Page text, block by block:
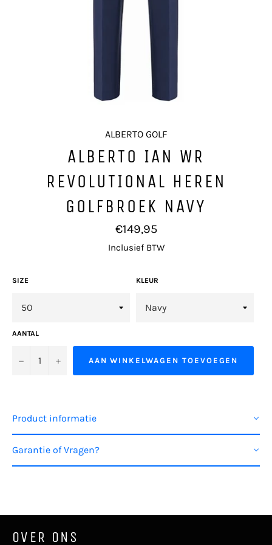
ALBERTO GOLF
ALBERTO IAN WR
REVOLUTIONAL HEREN
GOLFBROEK NAVY
Normale
prijs
€149,95
Inclusief BTW
SIZE KLEUR
AANTAL
− + AAN WINKELWAGEN TOEVOEGEN
Product informatie
Garantie of Vragen?
OVER ONS